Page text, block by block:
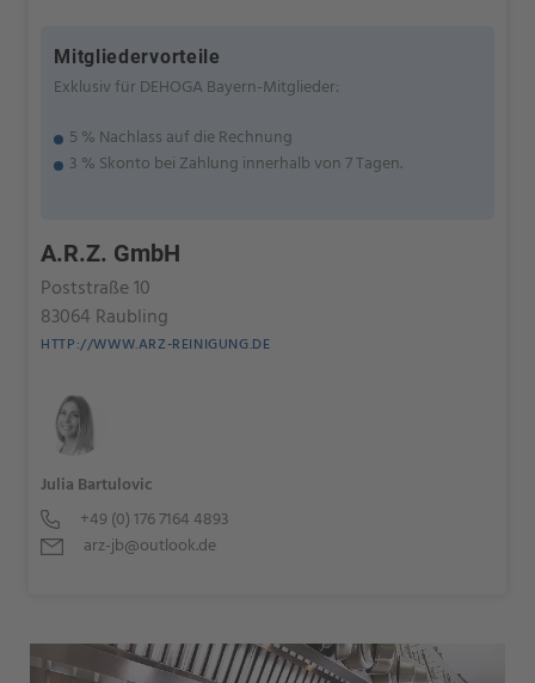
Mitgliedervorteile
Exklusiv für DEHOGA Bayern-Mitglieder:
5 % Nachlass auf die Rechnung
3 % Skonto bei Zahlung innerhalb von 7 Tagen.
A.R.Z. GmbH
Poststraße 10
83064 Raubling
HTTP://WWW.ARZ-REINIGUNG.DE
Julia Bartulovic
+49 (0) 176 7164 4893
arz-jb@outlook.de